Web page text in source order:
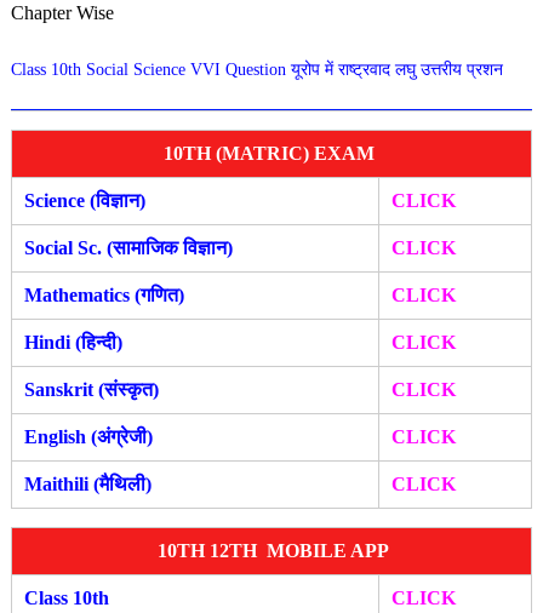
Chapter Wise
Class 10th Social Science VVI Question यूरोप में राष्ट्रवाद लघु उत्तरीय प्रशन
10TH (MATRIC) EXAM
Science (विज्ञान) CLICK
Social Sc. (सामाजिक विज्ञान) CLICK
Mathematics (गणित) CLICK
Hindi (हिन्दी) CLICK
Sanskrit (संस्कृत) CLICK
English (अंग्रेजी) CLICK
Maithili (मैथिली) CLICK
10TH 12TH MOBILE APP
Class 10th CLICK